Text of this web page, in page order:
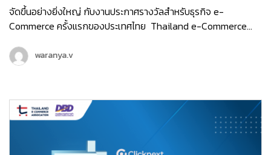
จัดขึ้นอย่างยิ่งใหญ่ กับงานประกาศรางวัลสำหรับธุรกิจ e-
Commerce ครั้งแรกของประเทศไทย Thailand e-Commerce
5-6 ชั้น LG ศูนย์ประชุมแห่งชาติสิริกิติ์ เริ่มต้นงานด้วยกิจกรรม
เสวนา…
waranya.v